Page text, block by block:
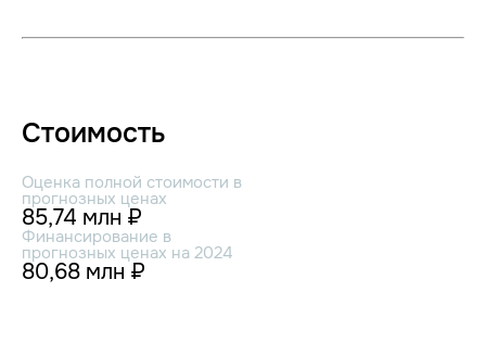
Стоимость
Оценка полной стоимости в
прогнозных ценах
85,74 млн ₽
Финансирование в
прогнозных ценах на 2024
80,68 млн ₽